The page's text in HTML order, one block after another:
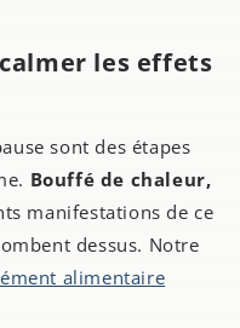
les effets
sont des étapes
Bouffé de chaleur,
manifestations de ce
dessus. Notre
alimentaire